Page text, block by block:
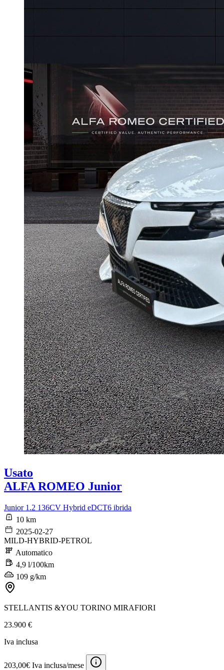
Usato
ALFA ROMEO Junior
Junior 1.2 136CV Hybrid eDCT6 ibrida
10 km
2025-02-27
MILD-HYBRID-PETROL
Automatico
4,9 l/100km
109 g/km
STELLANTIS &YOU TORINO MIRAFIORI
23.900 €
Iva inclusa
203,00€ Iva inclusa/mese